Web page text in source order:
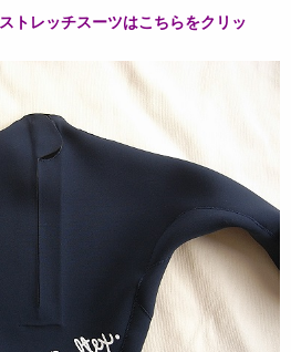
トレッチスーツはこちらをクリッ